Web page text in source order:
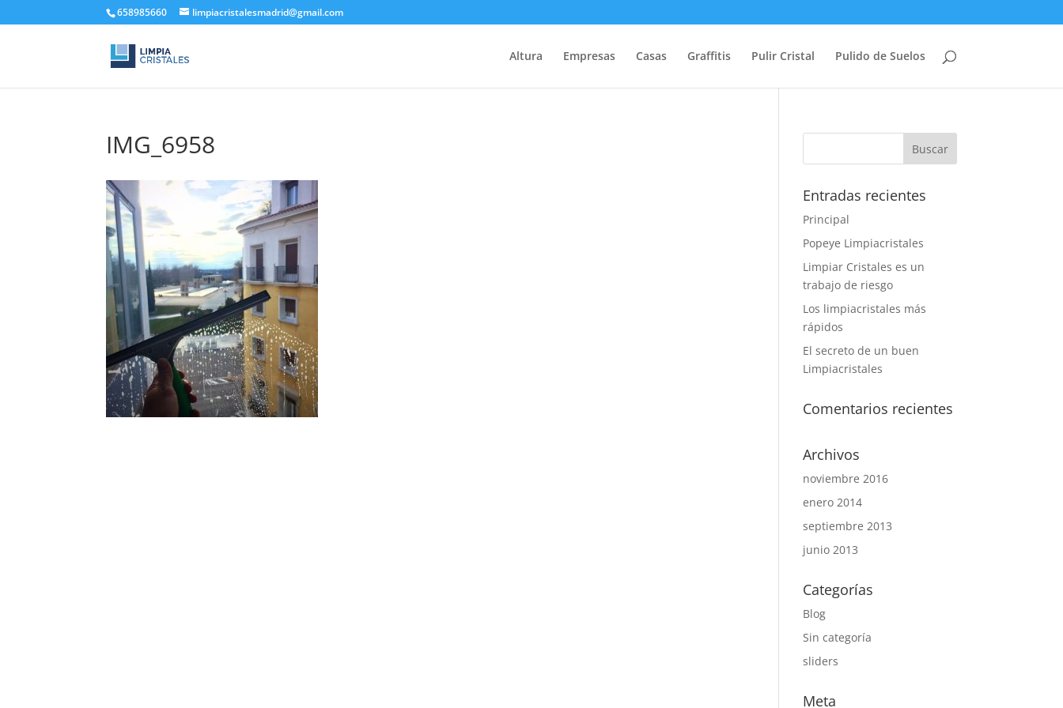
658985660 limpiacristalesmadrid@gmail.com
Altura Empresas Casas Graffitis Pulir Cristal Pulido de Suelos
IMG_6958
Entradas recientes
Principal
Popeye Limpiacristales
Limpiar Cristales es un
trabajo de riesgo
Los limpiacristales más
rápidos
El secreto de un buen
Limpiacristales
Comentarios recientes
Archivos
noviembre 2016
enero 2014
septiembre 2013
junio 2013
Categorías
Blog
Sin categoría
sliders
Meta